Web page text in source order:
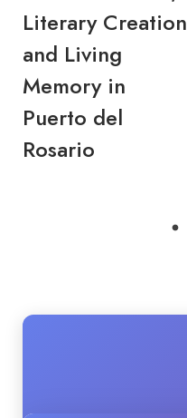
Literary Creation
and Living
Memory in
Puerto del
Rosario